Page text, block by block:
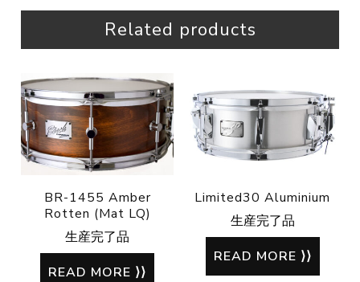
Related products
BR-1455 Amber
Rotten (Mat LQ)
生産完了品
READ MORE
Limited30 Aluminium
生産完了品
READ MORE